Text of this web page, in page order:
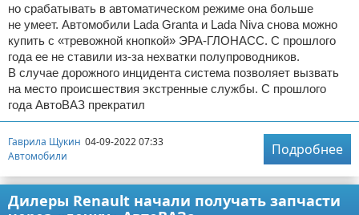
но срабатывать в автоматическом режиме она больше
не умеет. Автомобили Lada Granta и Lada Niva снова можно
купить с «тревожной кнопкой» ЭРА-ГЛОНАСС. С прошлого
года ее не ставили из-за нехватки полупроводников.
В случае дорожного инцидента система позволяет вызвать
на место происшествия экстренные службы. С прошлого
года АвтоВАЗ прекратил
Гаврила Щукин 04-09-2022 07:33
Автомобили
Подробнее
Дилеры Renault начали получать запчасти